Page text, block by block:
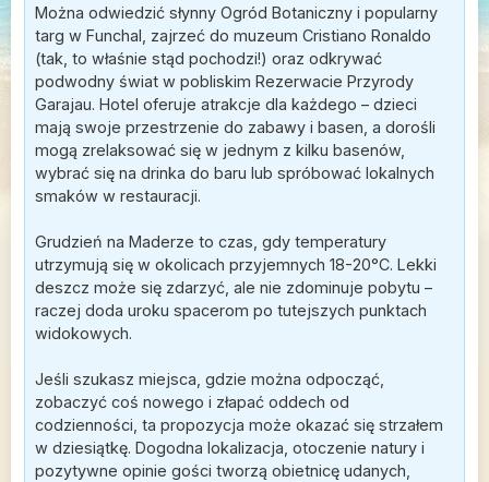
Można odwiedzić słynny Ogród Botaniczny i popularny
targ w Funchal, zajrzeć do muzeum Cristiano Ronaldo
(tak, to właśnie stąd pochodzi!) oraz odkrywać
podwodny świat w pobliskim Rezerwacie Przyrody
Garajau. Hotel oferuje atrakcje dla każdego – dzieci
mają swoje przestrzenie do zabawy i basen, a dorośli
mogą zrelaksować się w jednym z kilku basenów,
wybrać się na drinka do baru lub spróbować lokalnych
smaków w restauracji.
Grudzień na Maderze to czas, gdy temperatury
utrzymują się w okolicach przyjemnych 18-20°C. Lekki
deszcz może się zdarzyć, ale nie zdominuje pobytu –
raczej doda uroku spacerom po tutejszych punktach
widokowych.
Jeśli szukasz miejsca, gdzie można odpocząć,
zobaczyć coś nowego i złapać oddech od
codzienności, ta propozycja może okazać się strzałem
w dziesiątkę. Dogodna lokalizacja, otoczenie natury i
pozytywne opinie gości tworzą obietnicę udanych,